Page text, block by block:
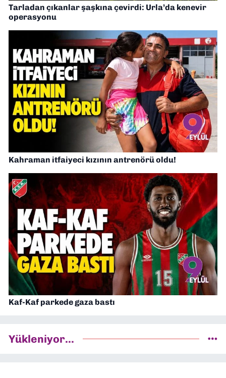
Tarladan çıkanlar şaşkına çevirdi: Urla’da kenevir
operasyonu
Kahraman itfaiyeci kızının antrenörü oldu!
Kaf-Kaf parkede gaza bastı
Yükleniyor...